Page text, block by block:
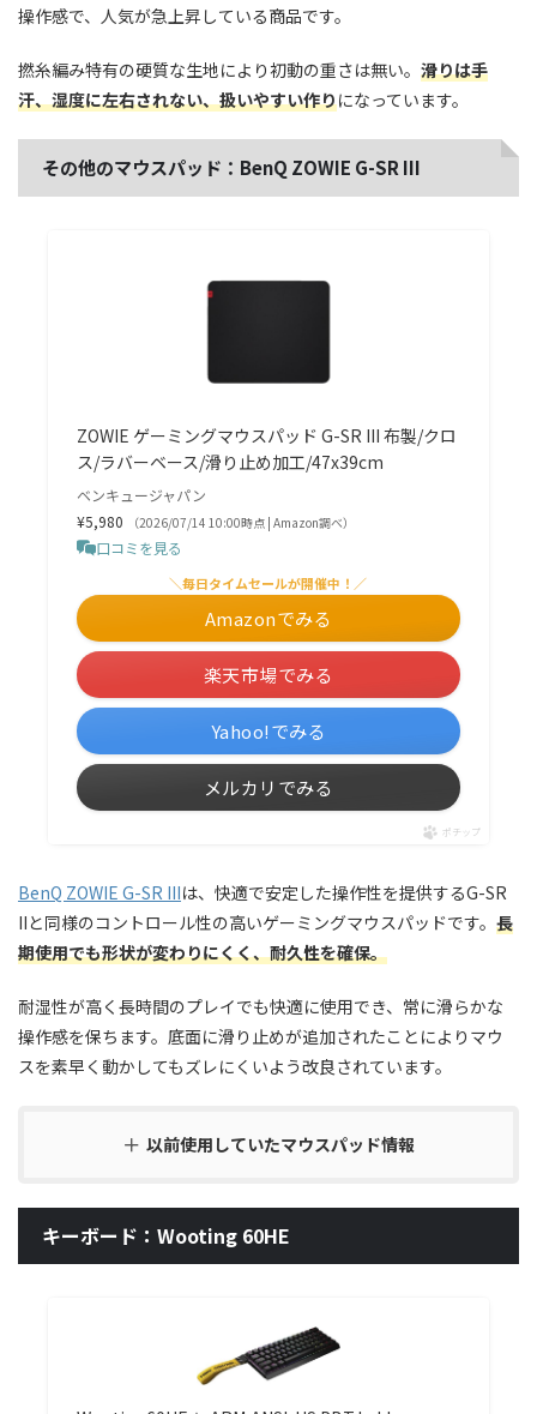
操作感で、人気が急上昇している商品です。
撚糸編み特有の硬質な生地により初動の重さは無い。 滑りは手
汗、湿度に左右されない、扱いやすい作りになっています。
その他のマウスパッド：BenQ ZOWIE G-SR III
ZOWIE ゲーミングマウスパッド G-SR III 布製/クロ
ス/ラバーベース/滑り止め加工/47x39cm
ベンキュージャパン
¥5,980
（2026/07/14 10:00時点 | Amazon調べ）
口コミを見る
＼毎日タイムセールが開催中！／
Amazonでみる
楽天市場でみる
Yahoo!でみる
メルカリでみる
ポチップ
BenQ ZOWIE G-SR IIIは、快適で安定した操作性を提供するG-SR
IIと同様のコントロール性の高いゲーミングマウスパッドです。 長
期使用でも形状が変わりにくく、耐久性を確保。
耐湿性が高く長時間のプレイでも快適に使用でき、常に滑らかな
操作感を保ちます。底面に滑り止めが追加されたことによりマウ
スを素早く動かしてもズレにくいよう改良されています。
以前使用していたマウスパッド情報
キーボード：Wooting 60HE